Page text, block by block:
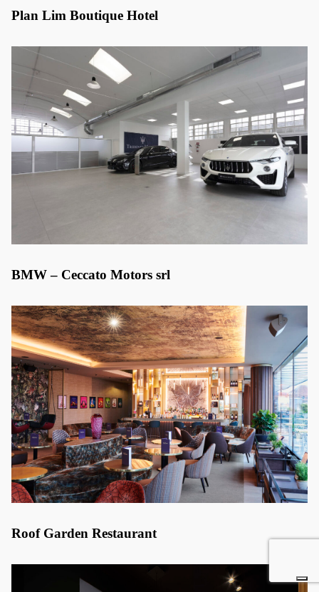
Plan Lim Boutique Hotel
BMW – Ceccato Motors srl
Roof Garden Restaurant